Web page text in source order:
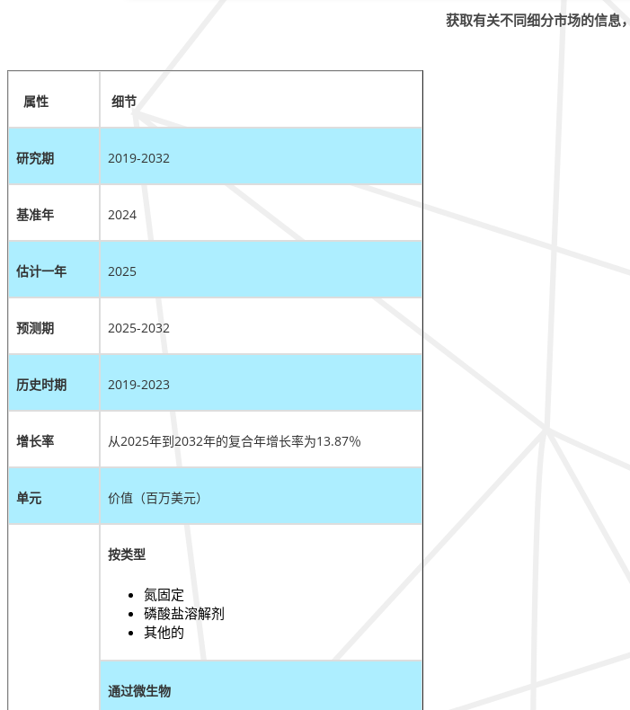
获取有关不同细分市场的信息，
属性 细节
研究期 2019-2032
基准年 2024
估计一年 2025
预测期 2025-2032
历史时期 2019-2023
增长率 从2025年到2032年的复合年增长率为13.87％
单元 价值（百万美元）
按类型
氮固定
磷酸盐溶解剂
其他的
通过微生物